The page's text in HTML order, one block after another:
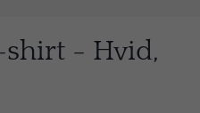
- Hvid,